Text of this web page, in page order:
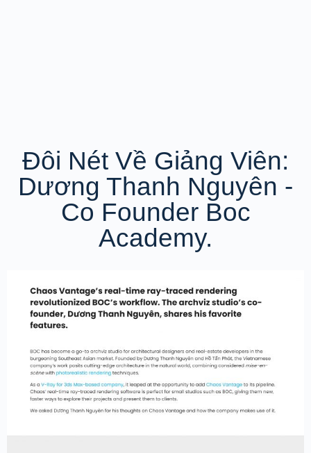
Đôi Nét Về Giảng Viên:
Dương Thanh Nguyên -
Co Founder Boc
Academy.